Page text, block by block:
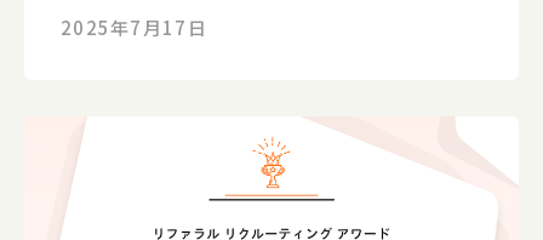
2025年7月17日